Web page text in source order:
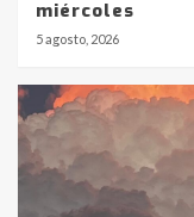
miércoles
5 agosto, 2026